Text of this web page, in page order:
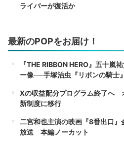
ライバーが復活か
最新のPOPをお届け！
『THE RIBBON HERO』五十嵐
ー像──手塚治虫『リボンの騎士
Xの収益配分プログラム終了へ
新制度に移行
二宮和也主演の映画『8番出口
放送 本編ノーカット